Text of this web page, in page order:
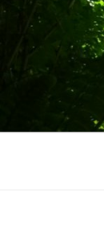
Aller
contenu
principal